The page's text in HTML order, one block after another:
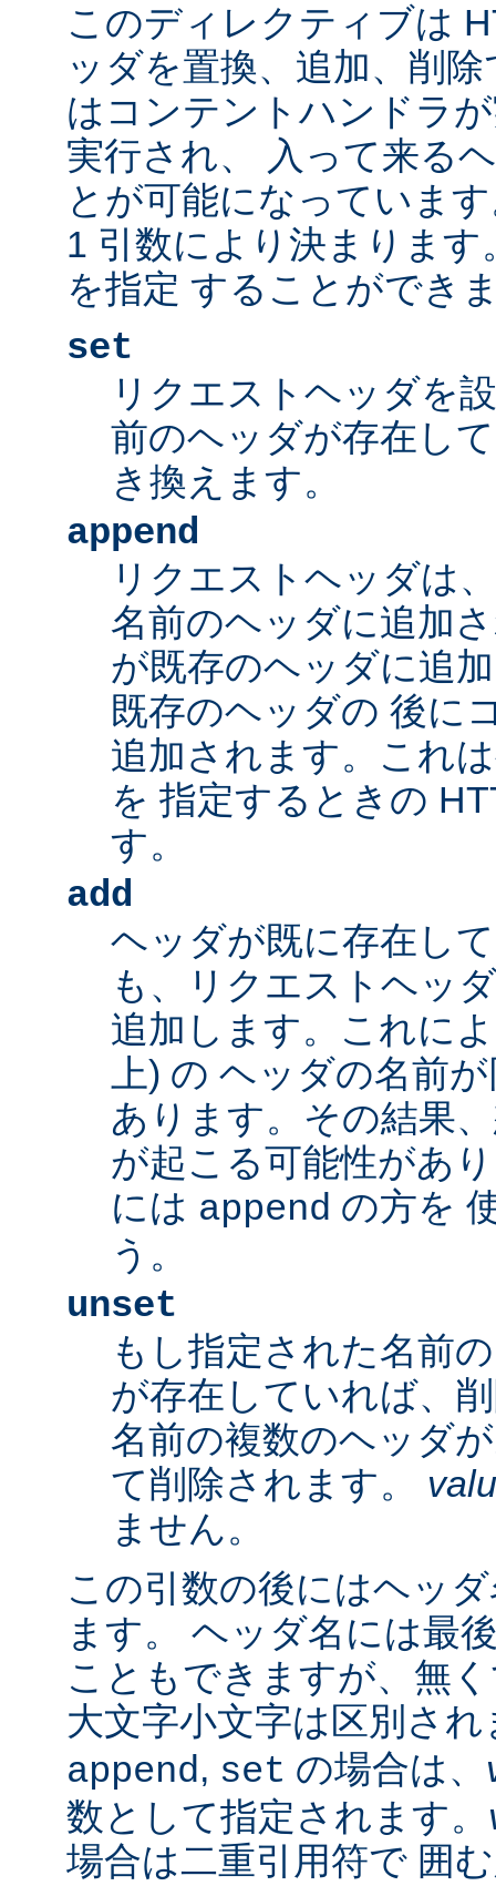
このディレクティブは
ッダを置換、追加、削
はコンテントハンドラ
実行され、 入って来る
とが可能になっていま
1 引数により決まりま
を指定 することができ
set
リクエストヘッダを
前のヘッダが存在し
き換えます。
append
リクエストヘッダは
名前のヘッダに追加
が既存のヘッダに追
既存のヘッダの 後に
追加されます。これ
を 指定するときの
す。
add
ヘッダが既に存在し
も、リクエストヘッ
追加します。これに
上) の ヘッダの名前
あります。その結果
が起こる可能性があ
には append の方を
う。
unset
もし指定された名前
が存在していれば、
名前の複数のヘッダ
て削除されます。
ません。
この引数の後にはヘッ
ます。 ヘッダ名には最
こともできますが、無
大文字小文字は区別さ
append, set の場合は、
数として指定されます。
場合は二重引用符で 囲